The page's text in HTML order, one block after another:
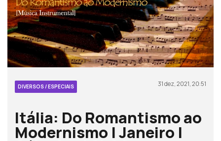
DIVERSOS / ESPECIAIS 31 dez, 2021, 20:51
Itália: Do Romantismo ao
Modernismo | Janeiro |